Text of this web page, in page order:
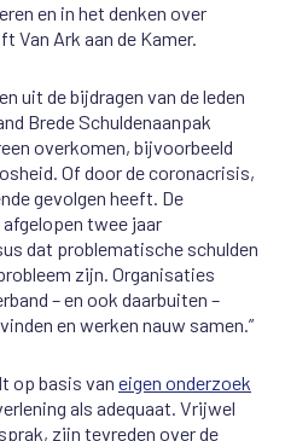
en in het denken over
Van Ark aan de Kamer.
uit de bijdragen van de leden
Brede Schuldenaanpak
overkomen, bijvoorbeeld
Of door de coronacrisis,
gevolgen heeft. De
twee jaar
dat problematische schulden
zijn. Organisaties
– en ook daarbuiten –
en werken nauw samen.”
op basis van eigen onderzoek
als adequaat. Vrijwel
zijn tevreden over de